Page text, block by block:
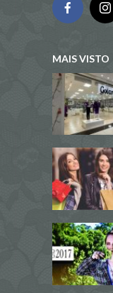
MAIS VISTO